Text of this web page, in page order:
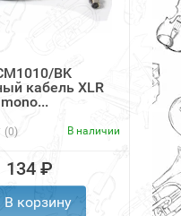
BK
кабель XLR
(0) В наличии
134 ₽
В корзину